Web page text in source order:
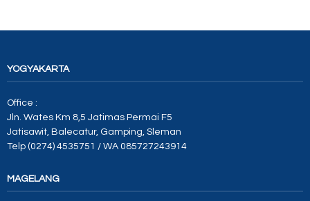
YOGYAKARTA
Office :
Jln. Wates Km 8,5 Jatimas Permai F5
Jatisawit, Balecatur, Gamping, Sleman
Telp (0274) 4535751 / WA 085727243914
MAGELANG